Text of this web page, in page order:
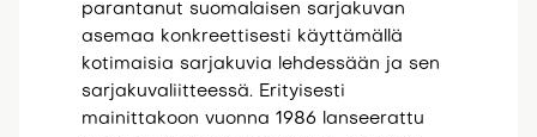
parantanut suomalaisen sarjakuvan
asemaa konkreettisesti käyttämällä
kotimaisia sarjakuvia lehdessään ja sen
sarjakuvaliitteessä. Erityisesti
mainittakoon vuonna 1986 lanseerattu